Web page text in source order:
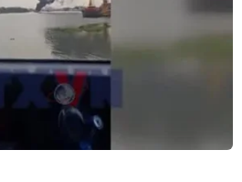
thôn trong giai đoạn trước đây